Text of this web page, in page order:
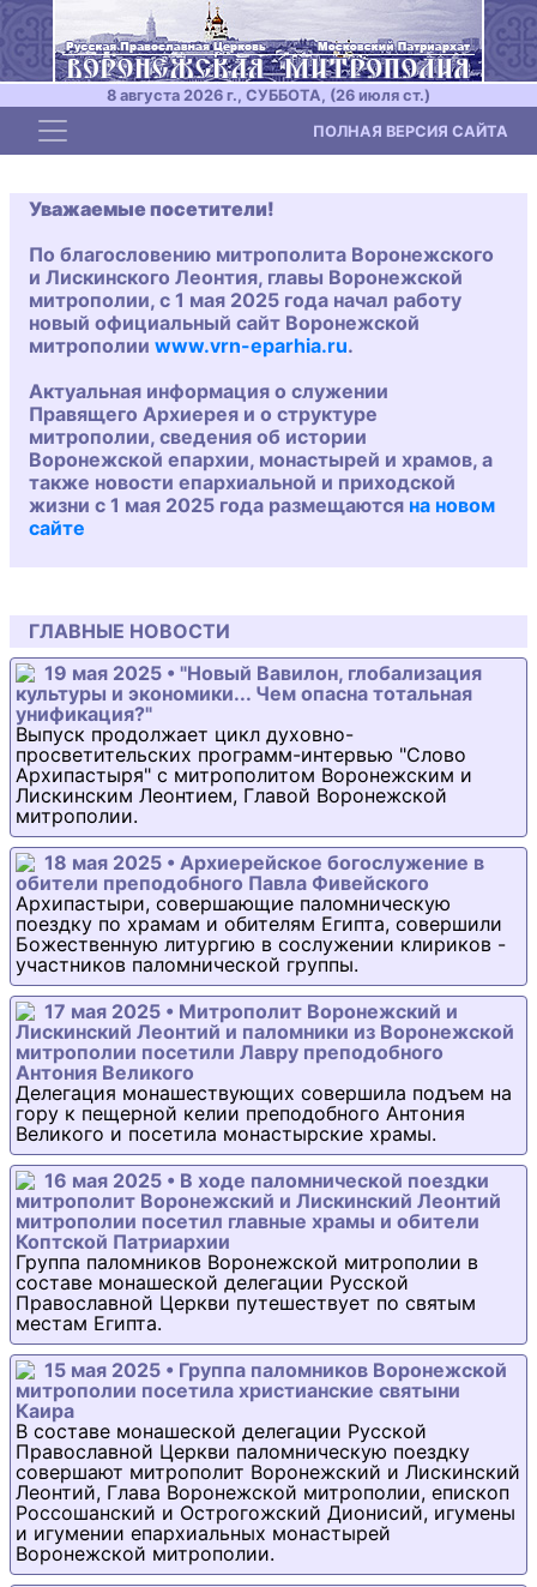
8 августа 2026 г., СУББОТА, (26 июля ст.)
Toggle navigation ПОЛНАЯ ВЕРСИЯ САЙТА
Уважаемые посетители!
По благословению митрополита Воронежского
и Лискинского Леонтия, главы Воронежской
митрополии, с 1 мая 2025 года начал работу
новый официальный сайт Воронежской
митрополии www.vrn-eparhia.ru.
Актуальная информация о служении
Правящего Архиерея и о структуре
митрополии, сведения об истории
Воронежской епархии, монастырей и храмов, а
также новости епархиальной и приходской
жизни с 1 мая 2025 года размещаются на новом
сайте
ГЛАВНЫЕ НОВОСТИ
19 мая 2025 • "Новый Вавилон, глобализация
культуры и экономики... Чем опасна тотальная
унификация?"
Выпуск продолжает цикл духовно-
просветительских программ-интервью "Слово
Архипастыря" с митрополитом Воронежским и
Лискинским Леонтием, Главой Воронежской
митрополии.
18 мая 2025 • Архиерейское богослужение в
обители преподобного Павла Фивейского
Архипастыри, совершающие паломническую
поездку по храмам и обителям Египта, совершили
Божественную литургию в сослужении клириков -
участников паломнической группы.
17 мая 2025 • Митрополит Воронежский и
Лискинский Леонтий и паломники из Воронежской
митрополии посетили Лавру преподобного
Антония Великого
Делегация монашествующих совершила подъем на
гору к пещерной келии преподобного Антония
Великого и посетила монастырские храмы.
16 мая 2025 • В ходе паломнической поездки
митрополит Воронежский и Лискинский Леонтий
митрополии посетил главные храмы и обители
Коптской Патриархии
Группа паломников Воронежской митрополии в
составе монашеской делегации Русской
Православной Церкви путешествует по святым
местам Египта.
15 мая 2025 • Группа паломников Воронежской
митрополии посетила христианские святыни
Каира
В составе монашеской делегации Русской
Православной Церкви паломническую поездку
совершают митрополит Воронежский и Лискинский
Леонтий, Глава Воронежской митрополии, епископ
Россошанский и Острогожский Дионисий, игумены
и игумении епархиальных монастырей
Воронежской митрополии.